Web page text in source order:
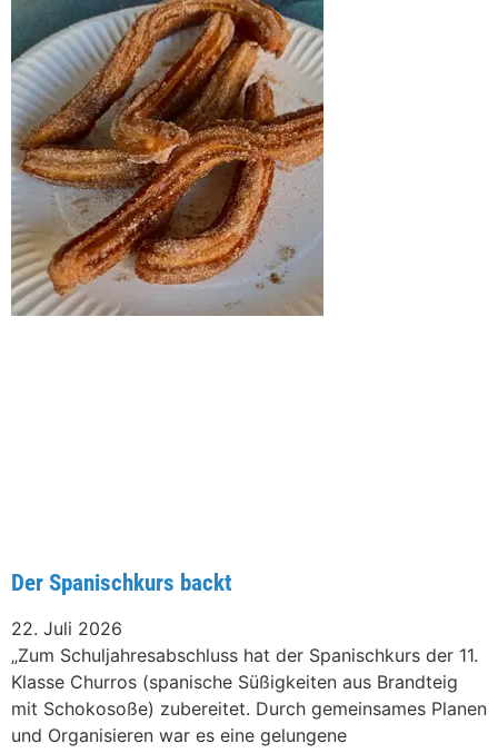
Der Spanischkurs backt
22. Juli 2026
„Zum Schuljahresabschluss hat der Spanischkurs der 11.
Klasse Churros (spanische Süßigkeiten aus Brandteig
mit Schokosoße) zubereitet. Durch gemeinsames Planen
und Organisieren war es eine gelungene